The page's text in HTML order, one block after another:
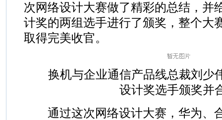
次网络设计大赛做了精彩的总结，并
计奖的两组选手进行了颁奖，整个大
取得完美收官。
换机与企业通信产品线总裁刘少
设计奖选手颁奖并
通过这次网络设计大赛，华为、